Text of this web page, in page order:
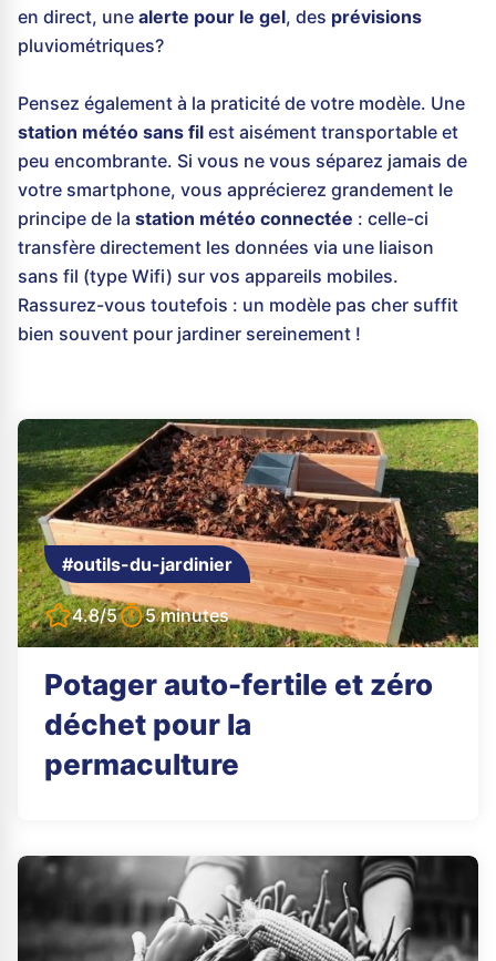
en direct, une alerte pour le gel, des prévisions
pluviométriques?
Pensez également à la praticité de votre modèle. Une
station météo sans fil est aisément transportable et
peu encombrante. Si vous ne vous séparez jamais de
votre smartphone, vous apprécierez grandement le
principe de la station météo connectée : celle-ci
transfère directement les données via une liaison
sans fil (type Wifi) sur vos appareils mobiles.
Rassurez-vous toutefois : un modèle pas cher suffit
bien souvent pour jardiner sereinement !
#outils-du-jardinier
4.8/5 5 minutes
Potager auto-fertile et zéro
déchet pour la
permaculture